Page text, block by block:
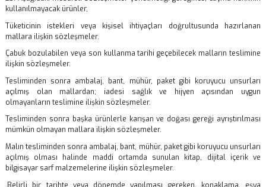
kullanılmayacak ürünler,
Tüketicinin istekleri veya kişisel ihtiyaçları doğrultusunda hazırlanan
mallara ilişkin sözleşmeler.
Çabuk bozulabilen veya son kullanma tarihi geçebilecek malların teslimine
ilişkin sözleşmeler.
Tesliminden sonra ambalaj, bant, mühür, paket gibi koruyucu unsurları
açılmış olan mallardan; iadesi sağlık ve hijyen açısından uygun
olmayanların teslimine ilişkin sözleşmeler.
Tesliminden sonra başka ürünlerle karışan ve doğası gereği ayrıştırılması
mümkün olmayan mallara ilişkin sözleşmeler.
Malın tesliminden sonra ambalaj, bant, mühür, paket gibi koruyucu unsurları
açılmış olması halinde maddi ortamda sunulan kitap, dijital içerik ve
bilgisayar sarf malzemelerine ilişkin sözleşmeler.
.Belirli bir tarihte veya dönemde yapılması gereken, konaklama, eşya